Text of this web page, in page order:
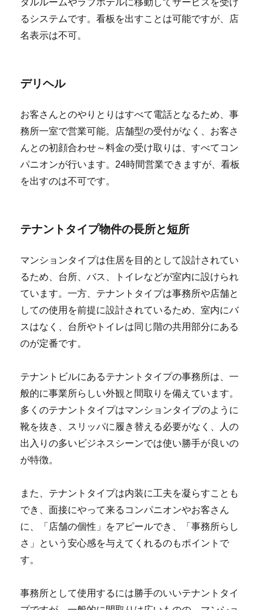
るシステムです。看板を出すことは可能ですが、店
名表示は不可。
デリヘル
お客さんとのやりとりはすべて電話となるため、事
務所一室で営業可能。店舗型の受付がなく、お客さ
んとの初顔合わせ～料金の受け取りは、すべてコン
パニオンが行います。24時間営業できますが、看板
を出すのは不可です。
テナントタイプ物件の長所と短所
マンションタイプは住居を目的として設計されてい
るため、台所、バス、トイレなどが室内に設けられ
ています。一方、テナントタイプは事務所や店舗と
しての使用を前提に設計されているため、室内にバ
スはなく、台所やトイレは同じ階の共用部分にある
のが定番です。
テナントビルにあるテナントタイプの事務所は、一
般的に事業所らしい外観と間取りを備えています。
多くのテナントタイプはマンションタイプのように
靴を抜き、スリッパに履き替える必要がなく、人の
出入りの多いビジネスシーンでは使い勝手が良いの
が特徴。
また、テナントタイプは内装に工夫を凝らすことも
でき、面接にやって来るコンパニオンやお客さん
に、「店舗の個性」をアピールでき、「事務所らし
さ」という安心感を与えてくれるのもポイントで
す。
事務所として使用するには勝手のいいテナントタイ